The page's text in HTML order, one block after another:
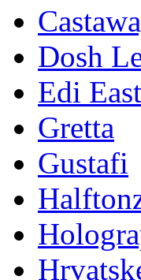
Dosh
Edi
Gretta
Gustafi